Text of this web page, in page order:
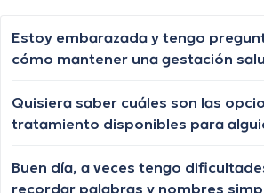
Estoy embarazada y tengo
cómo mantener una gestación
Quisiera saber cuáles son las
tratamiento disponibles para
gustaría saber cuáles son los
secundarios más comunes de
Buen día, a veces tengo
recordar palabras y nombres